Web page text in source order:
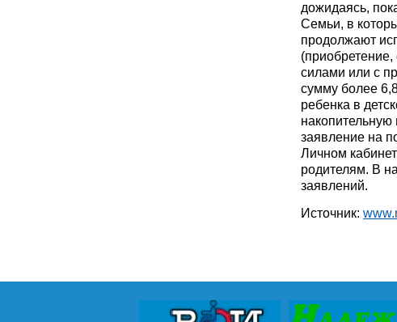
дожидаясь,
Семьи, в
продолжают
силами или с
сумму более
ребенка в
заявление на
Личном
родителям. В
заявлений.
Источник: